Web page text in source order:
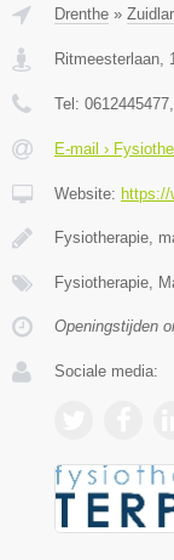
Drenthe »
Ritmeesterlaan, 1
Tel: 0612445477
E-mail ›
Website: https://
Fysiotherapie,
Fysiotherapie,
Openingstijden
Sociale media: